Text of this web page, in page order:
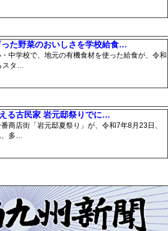
った野菜のおいしさを学校給食…
中学校で、地元の有機食材を使った給食が、令和
スタ…
る古民家 岩元邸祭りでに…
商店街「岩元邸夏祭り」が、令和7年8月23日、
多…